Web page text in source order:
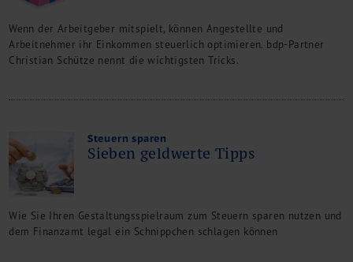
Wenn der Arbeitgeber mitspielt, können Angestellte und
Arbeitnehmer ihr Einkommen steuerlich optimieren. bdp-Partner
Christian Schütze nennt die wichtigsten Tricks.
Steuern sparen
Sieben geldwerte Tipps
Wie Sie Ihren Gestaltungsspielraum zum Steuern sparen nutzen und
dem Finanzamt legal ein Schnippchen schlagen können